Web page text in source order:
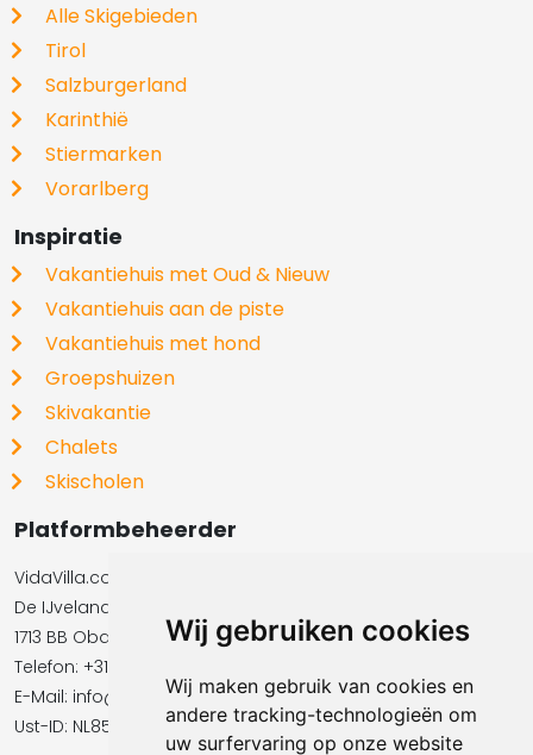
Wij gebruiken cookies
Wij maken gebruik van cookies en
andere tracking-technologieën om
uw surfervaring op onze website
Alle Skigebieden
Tirol
Salzburgerland
Karinthië
Stiermarken
Vorarlberg
Inspiratie
Vakantiehuis met Oud & Nieuw
Vakantiehuis aan de piste
Vakantiehuis met hond
Groepshuizen
Skivakantie
Chalets
Skischolen
Platformbeheerder
VidaVilla.com BV
De IJvelandssloot 20
1713 BB Obdam
Telefon: +31854016545
E-Mail:​​​​ info@vidavilla.com
Ust-ID: NL855781919B01